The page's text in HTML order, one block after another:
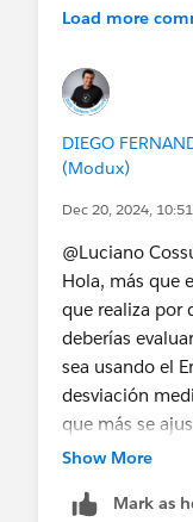
Load more
DIEGO
(Modux)
Dec 20, 2024,
@Luciano
Hola, más que
que realiza por
deberías
sea usando el
desviación
que más se
modelos de
Show More
Mark as